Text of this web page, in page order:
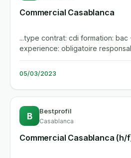
Commercial Casablanca
...type contrat: cdi formation: bac
experience: obligatoire
casablanca best profil...
05/03/2023
B Bestprofil
Casablanca
Commercial Casablanca (h/